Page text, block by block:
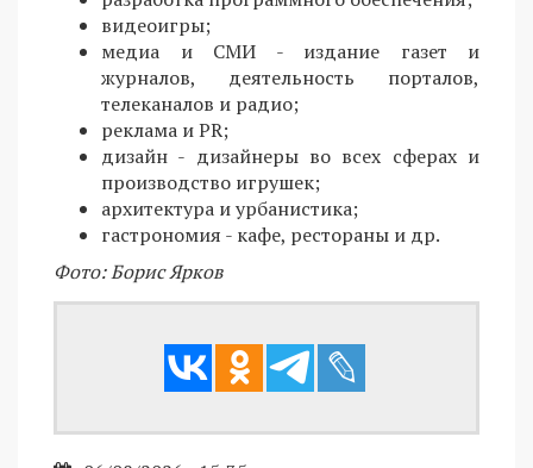
видеоигры;
медиа и СМИ - издание газет и
журналов, деятельность порталов,
телеканалов и радио;
реклама и PR;
дизайн - дизайнеры во всех сферах и
производство игрушек;
архитектура и урбанистика;
гастрономия - кафе, рестораны и др.
Фото: Борис Ярков